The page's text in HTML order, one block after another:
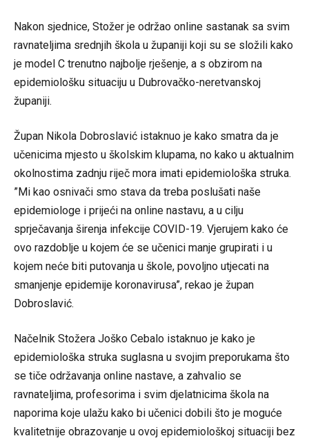
Nakon sjednice, Stožer je održao online sastanak sa svim
ravnateljima srednjih škola u županiji koji su se složili kako
je model C trenutno najbolje rješenje, a s obzirom na
epidemiološku situaciju u Dubrovačko-neretvanskoj
županiji.
Župan Nikola Dobroslavić istaknuo je kako smatra da je
učenicima mjesto u školskim klupama, no kako u aktualnim
okolnostima zadnju riječ mora imati epidemiološka struka.
”Mi kao osnivači smo stava da treba poslušati naše
epidemiologe i prijeći na online nastavu, a u cilju
sprječavanja širenja infekcije COVID-19. Vjerujem kako će
ovo razdoblje u kojem će se učenici manje grupirati i u
kojem neće biti putovanja u škole, povoljno utjecati na
smanjenje epidemije koronavirusa”, rekao je župan
Dobroslavić.
Načelnik Stožera Joško Cebalo istaknuo je kako je
epidemiološka struka suglasna u svojim preporukama što
se tiče održavanja online nastave, a zahvalio se
ravnateljima, profesorima i svim djelatnicima škola na
naporima koje ulažu kako bi učenici dobili što je moguće
kvalitetnije obrazovanje u ovoj epidemiološkoj situaciji bez